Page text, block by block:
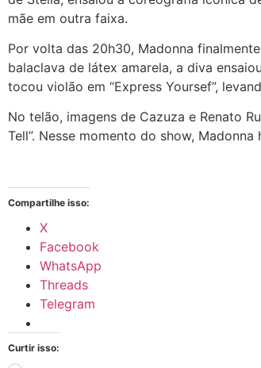
mãe em outra faixa.
Por volta das 20h30, Madonna
balaclava de látex amarela, a diva
tocou violão em “Express Yoursef”,
No telão, imagens de Cazuza e Renato
Tell”. Nesse momento do show,
Compartilhe isso:
X
Facebook
WhatsApp
Threads
Telegram
Curtir isso: